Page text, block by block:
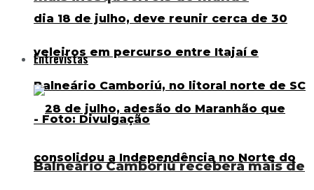
Balneário Camboriú receberá mais de
Entrevistas